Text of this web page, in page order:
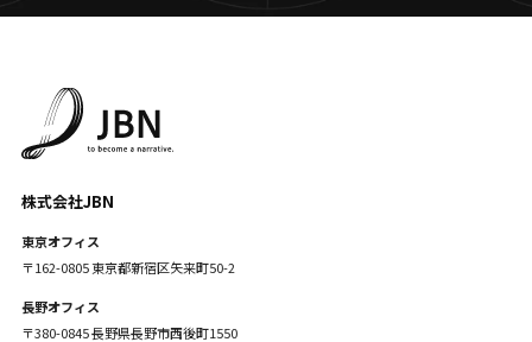
株式会社JBN
東京オフィス
〒162-0805 東京都新宿区矢来町50-2
長野オフィス
〒380-0845 長野県長野市西後町1550